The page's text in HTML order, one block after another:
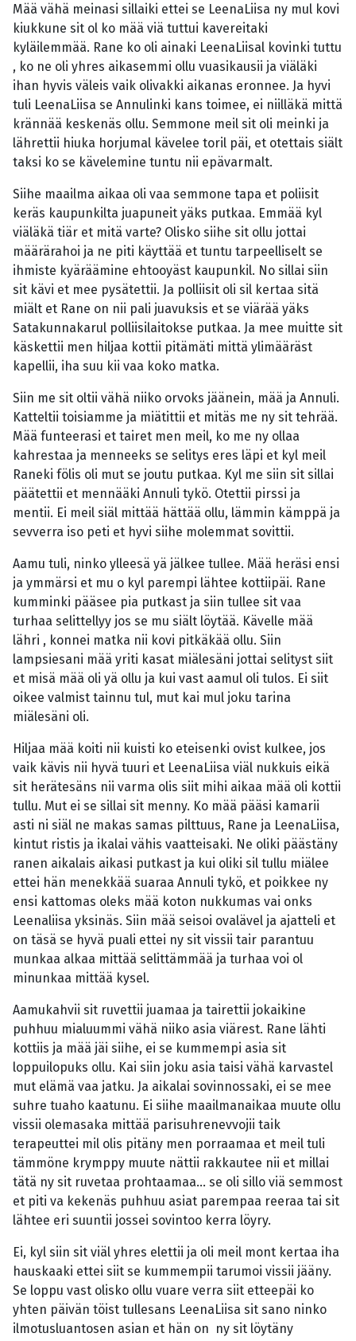
Mää vähä meinasi sillaiki ettei se LeenaLiisa ny mul kovi
kiukkune sit ol ko mää viä tuttui kavereitaki
kyläilemmää. Rane ko oli ainaki LeenaLiisal kovinki tuttu
, ko ne oli yhres aikasemmi ollu vuasikausii ja viäläki
ihan hyvis väleis vaik olivakki aikanas eronnee. Ja hyvi
tuli LeenaLiisa se Annulinki kans toimee, ei niilläkä mittä
krännää keskenäs ollu. Semmone meil sit oli meinki ja
lährettii hiuka horjumal kävelee toril päi, et otettais siält
taksi ko se kävelemine tuntu nii epävarmalt.
Siihe maailma aikaa oli vaa semmone tapa et poliisit
keräs kaupunkilta juapuneit yäks putkaa. Emmää kyl
viäläkä tiär et mitä varte? Olisko siihe sit ollu jottai
määrärahoi ja ne piti käyttää et tuntu tarpeelliselt se
ihmiste kyäräämine ehtooyäst kaupunkil. No sillai siin
sit kävi et mee pysätettii. Ja polliisit oli sil kertaa sitä
miält et Rane on nii pali juavuksis et se viärää yäks
Satakunnakarul polliisilaitokse putkaa. Ja mee muitte sit
käskettii men hiljaa kottii pitämäti mittä ylimääräst
kapellii, iha suu kii vaa koko matka.
Siin me sit oltii vähä niiko orvoks jäänein, mää ja Annuli.
Katteltii toisiamme ja miätittii et mitäs me ny sit tehrää.
Mää funteerasi et tairet men meil, ko me ny ollaa
kahrestaa ja menneeks se selitys eres läpi et kyl meil
Raneki fölis oli mut se joutu putkaa. Kyl me siin sit sillai
päätettii et mennääki Annuli tykö. Otettii pirssi ja
mentii. Ei meil siäl mittää hättää ollu, lämmin kämppä ja
sevverra iso peti et hyvi siihe molemmat sovittii.
Aamu tuli, ninko ylleesä yä jälkee tullee. Mää heräsi ensi
ja ymmärsi et mu o kyl parempi lähtee kottiipäi. Rane
kumminki pääsee pia putkast ja siin tullee sit vaa
turhaa selittellyy jos se mu siält löytää. Kävelle mää
lähri , konnei matka nii kovi pitkäkää ollu. Siin
lampsiesani mää yriti kasat miälesäni jottai selityst siit
et misä mää oli yä ollu ja kui vast aamul oli tulos. Ei siit
oikee valmist tainnu tul, mut kai mul joku tarina
miälesäni oli.
Hiljaa mää koiti nii kuisti ko eteisenki ovist kulkee, jos
vaik kävis nii hyvä tuuri et LeenaLiisa viäl nukkuis eikä
sit herätesäns nii varma olis siit mihi aikaa mää oli kottii
tullu. Mut ei se sillai sit menny. Ko mää pääsi kamarii
asti ni siäl ne makas samas pilttuus, Rane ja LeenaLiisa,
kintut ristis ja ikalai vähis vaatteisaki. Ne oliki päästäny
ranen aikalais aikasi putkast ja kui oliki sil tullu miälee
ettei hän menekkää suaraa Annuli tykö, et poikkee ny
ensi kattomas oleks mää koton nukkumas vai onks
Leenaliisa yksinäs. Siin mää seisoi ovalävel ja ajatteli et
on täsä se hyvä puali ettei ny sit vissii tair parantuu
munkaa alkaa mittää selittämmää ja turhaa voi ol
minunkaa mittää kysel.
Aamukahvii sit ruvettii juamaa ja tairettii jokaikine
puhhuu mialuummi vähä niiko asia viärest. Rane lähti
kottiis ja mää jäi siihe, ei se kummempi asia sit
loppuilopuks ollu. Kai siin joku asia taisi vähä karvastel
mut elämä vaa jatku. Ja aikalai sovinnossaki, ei se mee
suhre tuaho kaatunu. Ei siihe maailmanaikaa muute ollu
vissii olemasaka mittää parisuhrenevvojii taik
terapeuttei mil olis pitäny men porraamaa et meil tuli
tämmöne krymppy muute nättii rakkautee nii et millai
tätä ny sit ruvetaa prohtaamaa... se oli sillo viä semmost
et piti va kekenäs puhhuu asiat parempaa reeraa tai sit
lähtee eri suuntii jossei sovintoo kerra löyry.
Ei, kyl siin sit viäl yhres elettii ja oli meil mont kertaa iha
hauskaaki ettei siit se kummempii tarumoi vissii jääny.
Se loppu vast olisko ollu vuare verra siit etteepäi ko
yhten päivän töist tullesans LeenaLiisa sit sano ninko
ilmotusluantosen asian et hän on ny sit löytäny